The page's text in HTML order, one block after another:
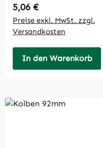
Regulärer Preis:
5,06 €
Preise exkl. MwSt. zzgl.
Versandkosten
In den Warenkorb